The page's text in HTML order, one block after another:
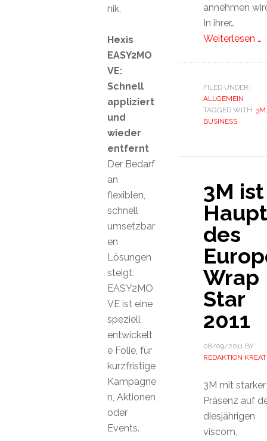
annehmen
In ihrer…
Weiterlesen …
FILED UNDER:
ALLGEMEIN
TAGGED WITH: 3M,
BUSINESS
3M ist
des
Wrap
Star
2011
08/09/2011BY
REDAKTION
3M mit starker
Präsenz auf
diesjährigen
viscom,
nik.
Hexis
EASY2MO
VE:
Schnell
appliziert
und
wieder
entfernt
Der Bedarf
an
flexiblen,
schnell
umsetzbar
en
Lösungen
steigt.
EASY2MO
VE ist eine
speziell
entwickelt
e Folie, für
kurzfristige
Kampagne
n, Aktionen
oder
Events.